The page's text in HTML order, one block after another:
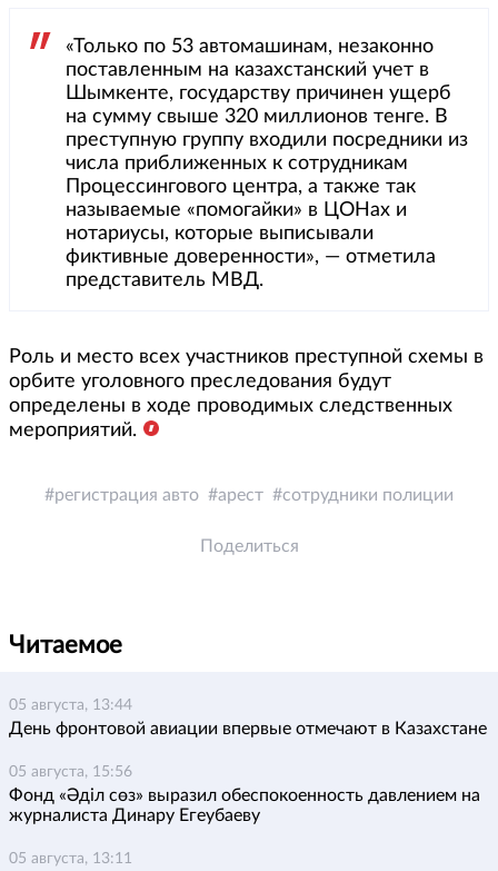
«Только по 53 автомашинам, незаконно
поставленным на казахстанский учет в
Шымкенте, государству причинен ущерб
на сумму свыше 320 миллионов тенге. В
преступную группу входили посредники из
числа приближенных к сотрудникам
Процессингового центра, а также так
называемые «помогайки» в ЦОНах и
нотариусы, которые выписывали
фиктивные доверенности», — отметила
представитель МВД.
Роль и место всех участников преступной схемы в
орбите уголовного преследования будут
определены в ходе проводимых следственных
мероприятий.
регистрация авто арест сотрудники полиции
Поделиться
Читаемое
05 августа, 13:44
День фронтовой авиации впервые отмечают в Казахстане
05 августа, 15:56
Фонд «Әділ сөз» выразил обеспокоенность давлением на
журналиста Динару Егеубаеву
05 августа, 13:11